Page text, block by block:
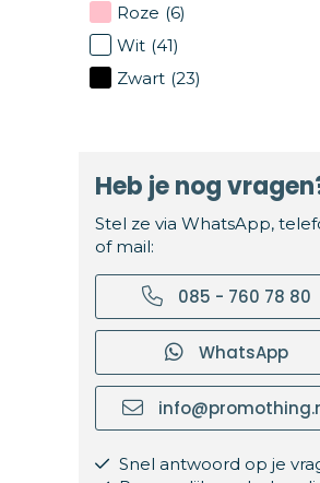
Roze (6)
Wit (41)
Zwart (23)
Heb je nog
Stel ze via WhatsApp,
of mail:
085 - 760 78 80
WhatsApp
Snel antwoord op je